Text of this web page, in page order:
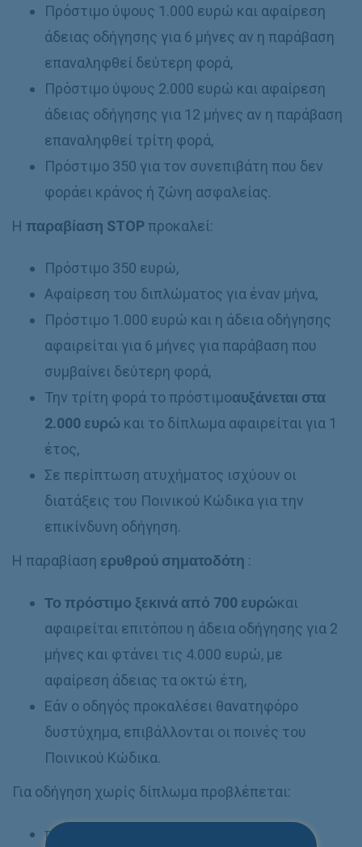
Πρόστιμο ύψους 1.000 ευρώ και αφαίρεση
άδειας οδήγησης για 6 μήνες αν η παράβαση
επαναληφθεί δεύτερη φορά,
Πρόστιμο ύψους 2.000 ευρώ και αφαίρεση
άδειας οδήγησης για 12 μήνες αν η παράβαση
επαναληφθεί τρίτη φορά,
Πρόστιμο 350 για τον συνεπιβάτη που δεν
φοράει κράνος ή ζώνη ασφαλείας.
Η παραβίαση STOP προκαλεί:
Πρόστιμο 350 ευρώ,
Αφαίρεση του διπλώματος για έναν μήνα,
Πρόστιμο 1.000 ευρώ και η άδεια οδήγησης
αφαιρείται για 6 μήνες για παράβαση που
συμβαίνει δεύτερη φορά,
Την τρίτη φορά το πρόστιμοαυξάνεται στα
2.000 ευρώ και το δίπλωμα αφαιρείται για 1
έτος,
Σε περίπτωση ατυχήματος ισχύουν οι
διατάξεις του Ποινικού Κώδικα για την
επικίνδυνη οδήγηση.
Η παραβίαση ερυθρού σηματοδότη :
Το πρόστιμο ξεκινά από 700 ευρώκαι
αφαιρείται επιτόπου η άδεια οδήγησης για 2
μήνες και φτάνει τις 4.000 ευρώ, με
αφαίρεση άδειας τα οκτώ έτη,
Εάν ο οδηγός προκαλέσει θανατηφόρο
δυστύχημα, επιβάλλονται οι ποινές του
Ποινικού Κώδικα.
Για οδήγηση χωρίς δίπλωμα προβλέπεται:
πρόστιμο 1.000 ευρώ & αφαίρεση της